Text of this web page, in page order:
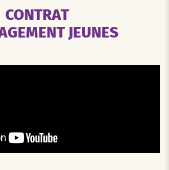
CONTRAT
JEUNES